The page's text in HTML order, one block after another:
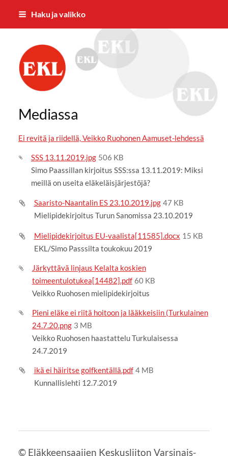
Siirry
Haku ja valikko
Eläkkeensaajien Keskusliiton
Mediassa
Ei revitä ja riidellä, Veikko Ruohonen Aamuset-lehdessä
SSS 13.11.2019.jpg 506 KB
Simo Paassillan kirjoitus SSS:ssa 13.11.2019: Miksi
meillä on useita eläkeläisjärjestöjä?
Saaristo-Naantalin ES 23.10.2019.jpg 47 KB
Mielipidekirjoitus Turun Sanomissa 23.10.2019
Mielipidekirjoitus EU-vaalista[11585].docx 15 KB
EKL/Simo Passsilta toukokuu 2019
Järkyttävä linjaus Kelalta koskien
toimeentulotukea[14482].pdf 60 KB
Veikko Ruohosen mielipidekirjoitus
Pieni eläke ei riitä hoitoon ja lääkkeisiin (Turkulainen
24.7.20.png 3 MB
Veikko Ruohosen haastattelu Turkulaisessa
24.7.2019
ikä ei häiritse golfkentällä.pdf 4 MB
Kunnallislehti 12.7.2019
© Eläkkeensaajien Keskusliiton Varsinais-